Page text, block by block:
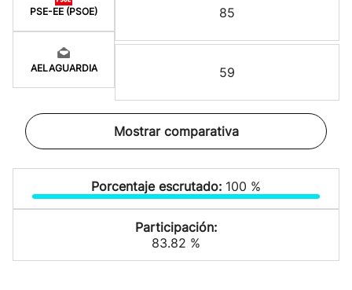
PSE-EE (PSOE)
AELAGUARDIA
85
59
Mostrar comparativa
Porcentaje escrutado: 100 %
Participación:
83.82 %